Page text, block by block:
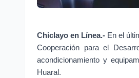
Chiclayo en Línea.- En el
Cooperación para el
acondicionamiento y
Huaral.